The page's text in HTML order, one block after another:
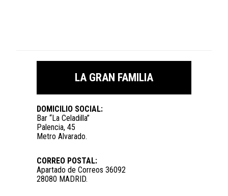
LA GRAN FAMILIA
DOMICILIO SOCIAL:
Bar “La Celadilla”
Palencia, 45
Metro Alvarado.
CORREO POSTAL:
Apartado de Correos 36092
28080 MADRID.